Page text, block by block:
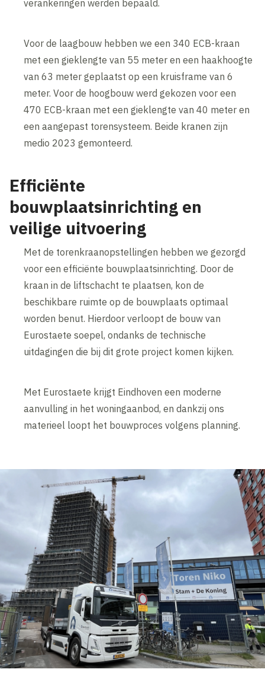
verankeringen werden bepaald.
Voor de laagbouw hebben we een 340 ECB-kraan
met een gieklengte van 55 meter en een haakhoogte
van 63 meter geplaatst op een kruisframe van 6
meter. Voor de hoogbouw werd gekozen voor een
470 ECB-kraan met een gieklengte van 40 meter en
een aangepast torensysteem. Beide kranen zijn
medio 2023 gemonteerd.
Efficiënte
bouwplaatsinrichting en
veilige uitvoering
Met de torenkraanopstellingen hebben we gezorgd
voor een efficiënte bouwplaatsinrichting. Door de
kraan in de liftschacht te plaatsen, kon de
beschikbare ruimte op de bouwplaats optimaal
worden benut. Hierdoor verloopt de bouw van
Eurostaete soepel, ondanks de technische
uitdagingen die bij dit grote project komen kijken.
Met Eurostaete krijgt Eindhoven een moderne
aanvulling in het woningaanbod, en dankzij ons
materieel loopt het bouwproces volgens planning.